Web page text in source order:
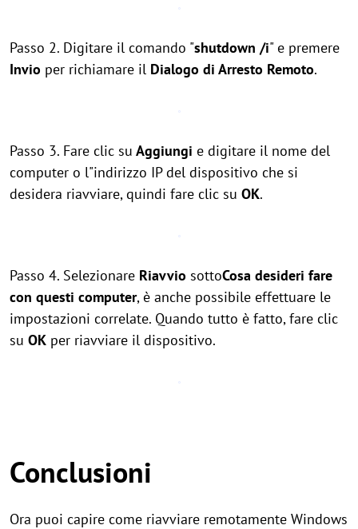
Passo 2. Digitare il comando "shutdown /i" e premere
Invio per richiamare il Dialogo di Arresto Remoto.
Passo 3. Fare clic su Aggiungi e digitare il nome del
computer o l"indirizzo IP del dispositivo che si
desidera riavviare, quindi fare clic su OK.
Passo 4. Selezionare Riavvio sottoCosa desideri fare
con questi computer, è anche possibile effettuare le
impostazioni correlate. Quando tutto è fatto, fare clic
su OK per riavviare il dispositivo.
Conclusioni
Ora puoi capire come riavviare remotamente Windows